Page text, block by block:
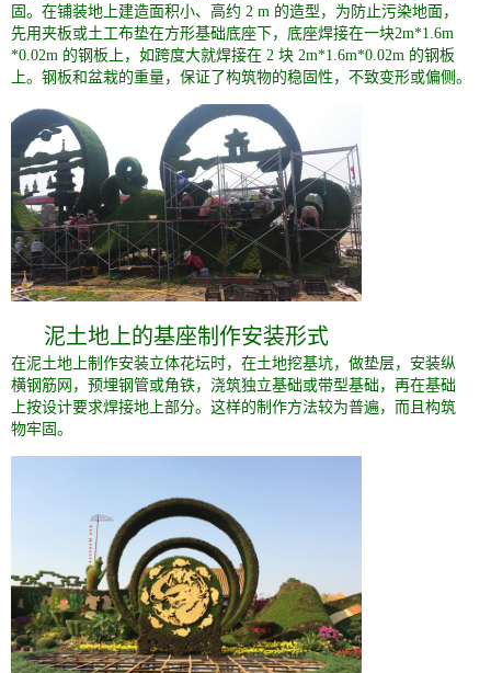
固。在铺装地上建造面积小、高约 2 m 的造型，为防止污染地面，
先用夹板或土工布垫在方形基础底座下，底座焊接在一块2m*1.6m
*0.02m 的钢板上，如跨度大就焊接在 2 块 2m*1.6m*0.02m 的钢板
上。钢板和盆栽的重量，保证了构筑物的稳固性，不致变形或偏侧。
泥土地上的基座制作安装形式
在泥土地上制作安装立体花坛时，在土地挖基坑，做垫层，安装纵
横钢筋网，预埋钢管或角铁，浇筑独立基础或带型基础，再在基础
上按设计要求焊接地上部分。这样的制作方法较为普遍，而且构筑
物牢固。